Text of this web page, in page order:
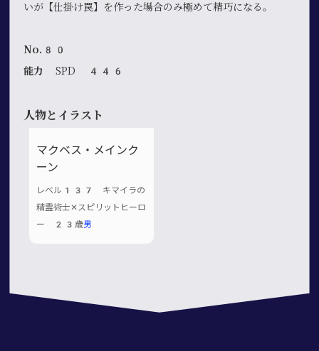
いが【仕掛け罠】を作った場合のみ極めて精巧になる。
No.80
能力SPD 446
人物とイラスト
マクベス・メインク
ーン
レベル137 キマイラの
精霊術士✕スピリットヒーロ
ー 23歳男